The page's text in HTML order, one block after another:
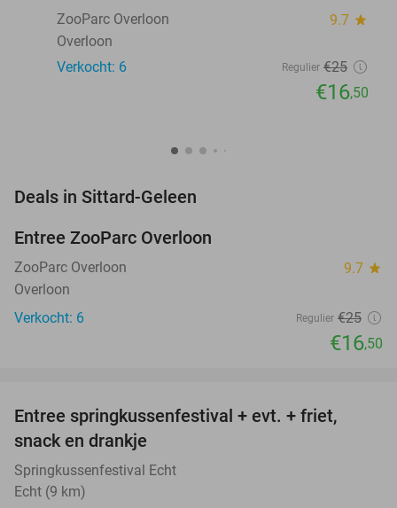
ZooParc Overloon
9.7 star
Overloon
Verkocht: 6
Regulier €25
€16,50
Deals in Sittard-Geleen
TODAY
Entree ZooParc Overloon
ZooParc Overloon 9.7 star
Overloon
Verkocht: 6
Regulier €25
€16,50
TODAY
Entree springkussenfestival + evt. + friet,
snack en drankje
Springkussenfestival Echt
Echt (9 km)